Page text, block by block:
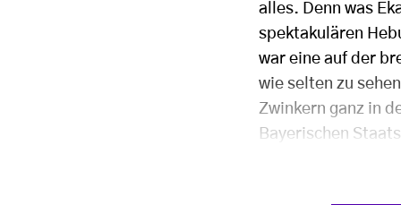
alles. Denn was
spektakulären
war eine auf der
wie selten zu
Zwinkern ganz in
Bayerischen